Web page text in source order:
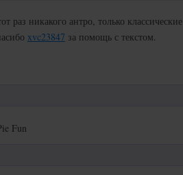
раз никакого антро, только
xvc23847 за помощь с текстом.
Fun